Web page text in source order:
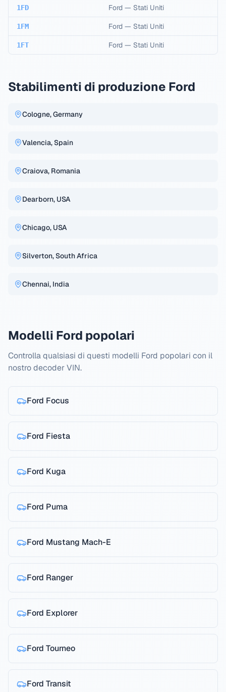
1FD Ford — Stati Uniti
1FM Ford — Stati Uniti
1FT Ford — Stati Uniti
Stabilimenti di produzione Ford
Cologne, Germany
Valencia, Spain
Craiova, Romania
Dearborn, USA
Chicago, USA
Silverton, South Africa
Chennai, India
Modelli Ford popolari
Controlla qualsiasi di questi modelli Ford popolari con il
nostro decoder VIN.
Ford Focus
Ford Fiesta
Ford Kuga
Ford Puma
Ford Mustang Mach-E
Ford Ranger
Ford Explorer
Ford Tourneo
Ford Transit